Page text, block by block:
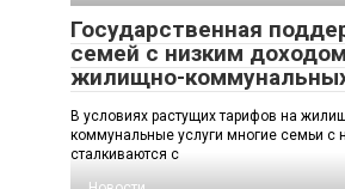
Государственная
семей с низким
жилищно-
В условиях растущих тарифов на
коммунальные услуги многие семьи с
сталкиваются с